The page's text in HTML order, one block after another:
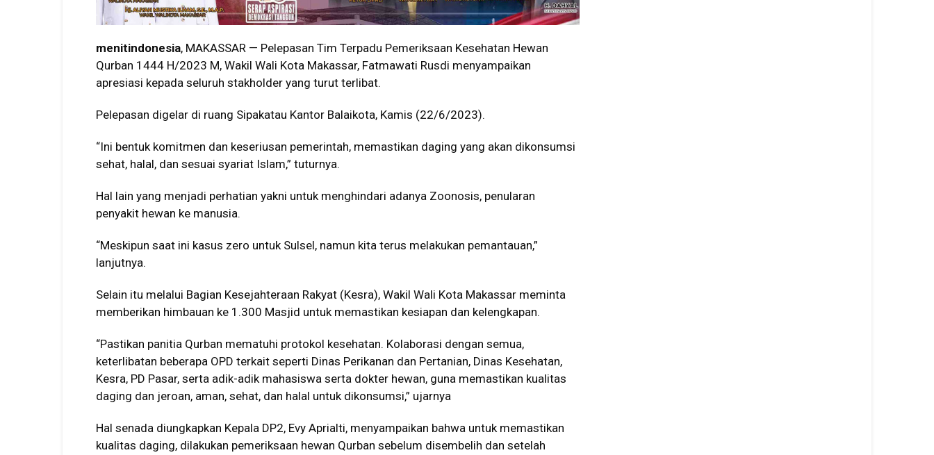
menitindonesia, MAKASSAR — Pelepasan Tim Terpadu Pemeriksaan Kesehatan Hewan
Qurban 1444 H/2023 M, Wakil Wali Kota Makassar, Fatmawati Rusdi menyampaikan
apresiasi kepada seluruh stakholder yang turut terlibat.
Pelepasan digelar di ruang Sipakatau Kantor Balaikota, Kamis (22/6/2023).
“Ini bentuk komitmen dan keseriusan pemerintah, memastikan daging yang akan dikonsumsi
sehat, halal, dan sesuai syariat Islam,” tuturnya.
Hal lain yang menjadi perhatian yakni untuk menghindari adanya Zoonosis, penularan
penyakit hewan ke manusia.
“Meskipun saat ini kasus zero untuk Sulsel, namun kita terus melakukan pemantauan,”
lanjutnya.
Selain itu melalui Bagian Kesejahteraan Rakyat (Kesra), Wakil Wali Kota Makassar meminta
memberikan himbauan ke 1.300 Masjid untuk memastikan kesiapan dan kelengkapan.
“Pastikan panitia Qurban mematuhi protokol kesehatan. Kolaborasi dengan semua,
keterlibatan beberapa OPD terkait seperti Dinas Perikanan dan Pertanian, Dinas Kesehatan,
Kesra, PD Pasar, serta adik-adik mahasiswa serta dokter hewan, guna memastikan kualitas
daging dan jeroan, aman, sehat, dan halal untuk dikonsumsi,” ujarnya
Hal senada diungkapkan Kepala DP2, Evy Aprialti, menyampaikan bahwa untuk memastikan
kualitas daging, dilakukan pemeriksaan hewan Qurban sebelum disembelih dan setelah